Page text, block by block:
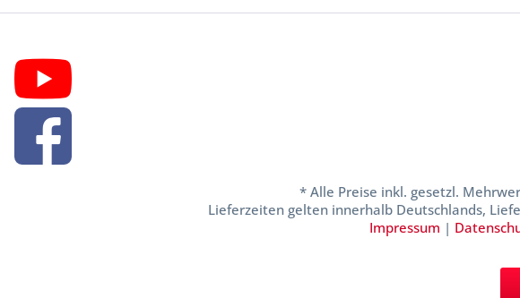
* Alle Preise inkl. gesetzl.
Lieferzeiten gelten innerhalb Deutschlands,
Impressum |